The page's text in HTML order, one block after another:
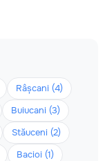
Râșcani (4)
Buiucani (3)
Stăuceni (2)
Bacioi (1)